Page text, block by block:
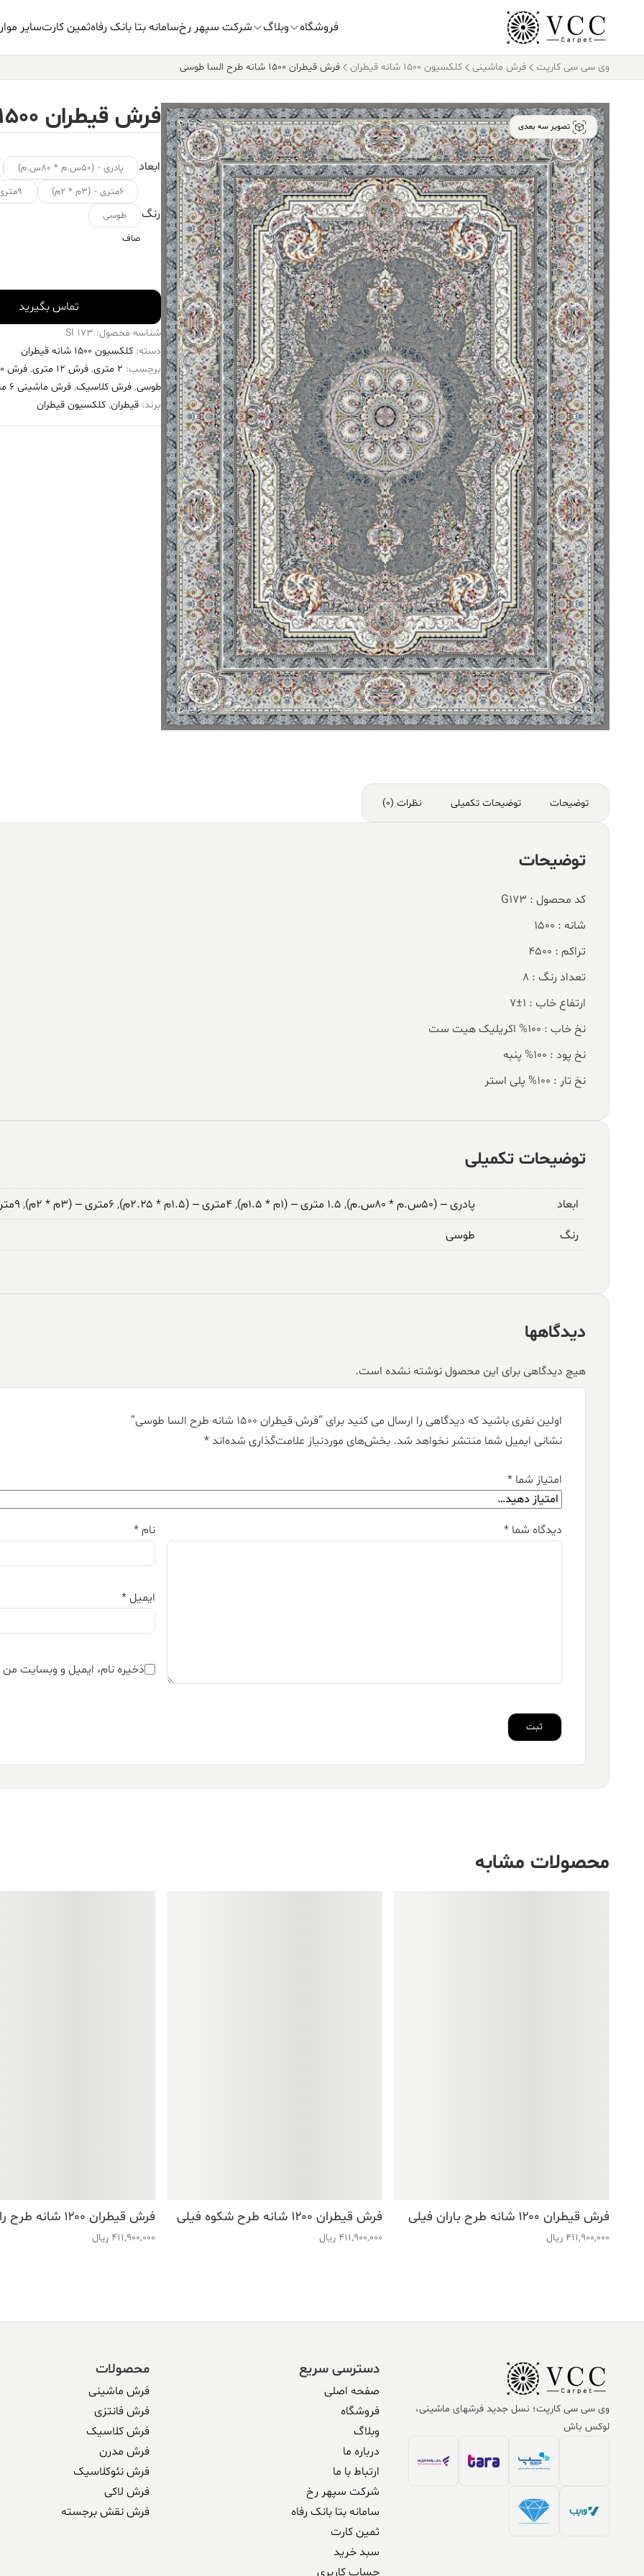
فروشگاه وبلاگ شرکت سپهر رخسامانه بتا بانک رفاهثمین کارتسایر
وی سی سی کارپت فرش ماشینی کلکسیون ۱۵۰۰ شانه قیطران فرش قیطران ۱۵۰۰ شانه طرح السا طوسی
تصویر سه بعدی فرش قیطران ۱۵۰۰ شانه طرح السا طوسی
ابعاد پادری - (۵۰س.م * ۸۰س.م)
۶متری - (۳م * ۲م)
۹متری - (۳.۵م * ۲.۵م)
رنگ
طوسی
صاف
تماس بگیرید
شناسه محصول: 173 SI
دسته: کلکسیون ۱۵۰۰ شانه قیطران
برچسب: 2 متری , فرش 12 متری , فرش ۱۵۰۰ شانه
طوسی, فرش کلاسیک, فرش ماشینی 6 متری
برند: قیطران, کلکسیون قیطران
توضیحات توضیحات تکمیلی نظرات (0)
توضیحات
کد محصول : G173
شانه : 1500
تراکم : 4500
تعداد رنگ : 8
ارتفاع خاب : 1±7
نخ خاب : 100% اکریلیک هیت ست
نخ پود : 100% پنبه
نخ تار : 100% پلی استر
توضیحات تکمیلی
ابعاد پادری – (۵۰س.م * ۸۰س.م) , ۱.۵ متری – (۱م * ۱.۵م) ,۴متری – (۱.۵م * ۲.۲۵م) , ۶متری – (۳م * ۲م) , ۹متری – (۳.۵م * ۲.۵م)
رنگ
طوسی
دیدگاهها
هیچ دیدگاهی برای این محصول نوشته نشده است.
اولین نفری باشید که دیدگاهی را ارسال می کنید برای “فرش قیطران ۱۵۰۰ شانه طرح السا طوسی”
نشانی ایمیل شما منتشر نخواهد شد. بخش‌های موردنیاز علامت‌گذاری شده‌اند *
امتیاز شما *
دیدگاه شما * نام *
ایمیل *
ذخیره نام، ایمیل و وبسایت من
محصولات مشابه
فرش قیطران ۱۲۰۰ شانه طرح باران فیلی
411,900,000 ریال
فرش قیطران ۱۲۰۰ شانه طرح شکوه فیلی
411,900,000 ریال
فرش قیطران ۱۲۰۰ شانه طرح رامینا فیلی
411,900,000 ریال
وی سی سی کارپت؛ نسل جدید فرشهای ماشینی،
لوکس باش
دسترسی سریع
صفحه اصلی
فروشگاه
وبلاگ
درباره ما
ارتباط با ما
شرکت سپهر رخ
سامانه بتا بانک رفاه
ثمین کارت
سبد خرید
حساب کاربری
محصولات
فرش ماشینی
فرش فانتزی
فرش کلاسیک
فرش مدرن
فرش نئوکلاسیک
فرش لاکی
فرش نقش برجسته